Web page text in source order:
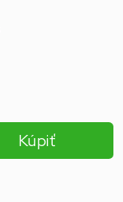
Kúpiť